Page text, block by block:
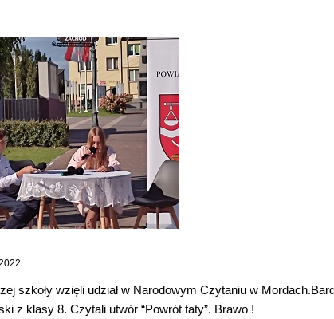
szkoły wzięli udział w Narodowym Czytaniu w
z klasy 8. Czytali utwór “Powrót taty”. Brawo !